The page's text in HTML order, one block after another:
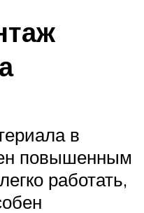
в
повышенным
работать,